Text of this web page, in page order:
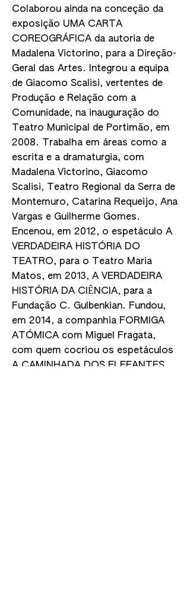
Colaborou ainda na conceção da
exposição UMA CARTA
COREOGRÁFICA da autoria de
Madalena Victorino, para a Direção-
Geral das Artes. Integrou a equipa
de Giacomo Scalisi, vertentes de
Produção e Relação com a
Comunidade, na inauguração do
Teatro Municipal de Portimão, em
2008. Trabalha em áreas como a
escrita e a dramaturgia, com
Madalena Victorino, Giacomo
Scalisi, Teatro Regional da Serra de
Montemuro, Catarina Requeijo, Ana
Vargas e Guilherme Gomes.
Encenou, em 2012, o espetáculo A
VERDADEIRA HISTÓRIA DO
TEATRO, para o Teatro Maria
Matos, em 2013, A VERDADEIRA
HISTÓRIA DA CIÊNCIA, para a
Fundação C. Gulbenkian. Fundou,
em 2014, a companhia FORMIGA
ATÓMICA com Miguel Fragata,
com quem cocriou os espetáculos
A CAMINHADA DOS ELEFANTES